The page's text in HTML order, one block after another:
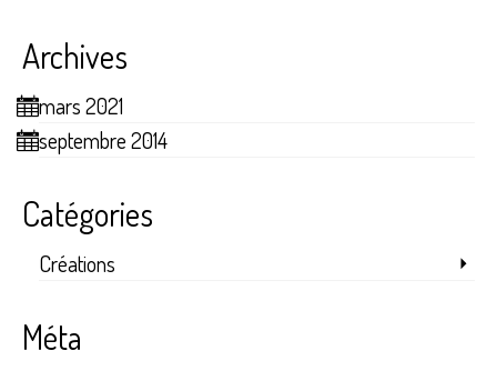
Archives
mars 2021
septembre 2014
Catégories
Créations
Méta